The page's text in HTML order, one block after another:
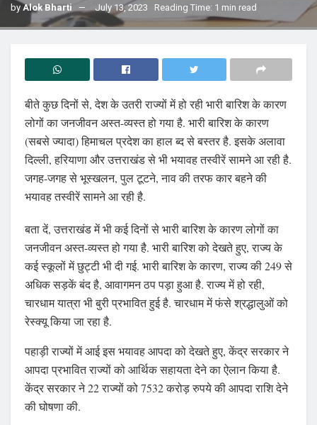
byAlok Bharti July 13, 2023 Reading Time: 1 min read
बीते कुछ दिनों से, देश के उतरी राज्यों में हो रही भारी बारिश के कारण
लोगों का जनजीवन अस्त-व्यस्त हो गया है. भारी बारिश के कारण
(सबसे ज्यादा) हिमाचल प्रदेश का हाल ब्द से बस्तर है. इसके अलावा
दिल्ली, हरियाणा और उत्तराखंड से भी भयावह तस्वीरें सामने आ रही है.
जगह-जगह से भूस्खलन, पुल टूटने, नाव की तरफ कार बहने की
भयावह तस्वीरें सामने आ रही है.
बता दें, उत्तराखंड में भी कई दिनों से भारी बारिश के कारण लोगों का
जनजीवन अस्त-व्यस्त हो गया है. भारी बारिश को देखते हुए, राज्य के
कई स्कूलों में छुट्टी भी दी गई. भारी बारिश के कारण, राज्य की 249 से
अधिक सड़कें बंद है, आवागमन ठप पड़ा हुआ है. राज्य में हो रही,
चारधाम यात्रा भी बुरी प्रभावित हुई है. चारधाम में फंसे श्रद्धालुओं को
रेस्क्यू किया जा रहा है.
पहाड़ी राज्यों में आई इस भयावह आपदा को देखते हुए, केंद्र सरकार ने
आपदा प्रभावित राज्यों को आर्थिक सहायता देने का ऐलान किया है.
केंद्र सरकार ने 22 राज्यों को 7532 करोड़ रुपये की आपदा राशि देने
की घोषणा की.